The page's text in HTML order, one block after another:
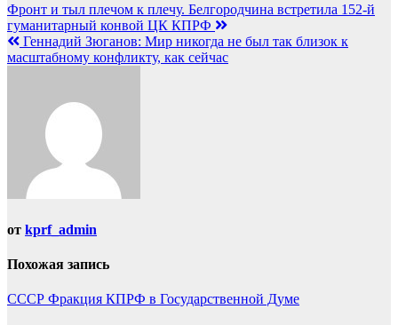
Навигация
по
записям
Фронт и тыл плечом к плечу. Белгородчина встретила 152-й
гуманитарный конвой ЦК КПРФ
Геннадий Зюганов: Мир никогда не был так близок к
масштабному конфликту, как сейчас
от kprf_admin
Похожая запись
СССР Фракция КПРФ в Государственной Думе